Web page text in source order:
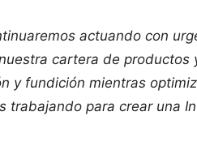
actuando con
cartera de productos
y fundición mientras
trabajando para crear una